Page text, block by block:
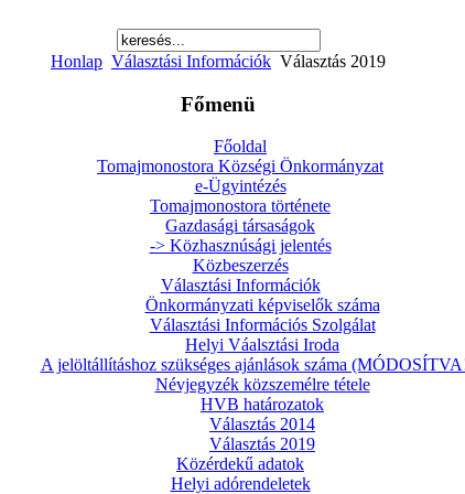
Honlap Választási Információk Választás 2019
Főmenü
Főoldal
Tomajmonostora Községi Önkormányzat
e-Ügyintézés
Tomajmonostora története
Gazdasági társaságok
-> Közhasznúsági jelentés
Közbeszerzés
Választási Információk
Önkormányzati képviselők száma
Választási Információs Szolgálat
Helyi Váalsztási Iroda
A jelöltállításhoz szükséges ajánlások száma
Névjegyzék közszemélre tétele
HVB határozatok
Választás 2014
Választás 2019
Közérdekű adatok
Helyi adórendeletek